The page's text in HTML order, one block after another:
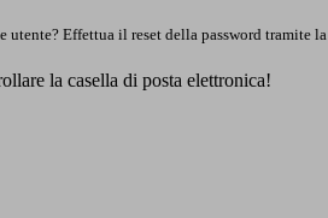
utente? Effettua il reset della password tramite la
la casella di posta elettronica!